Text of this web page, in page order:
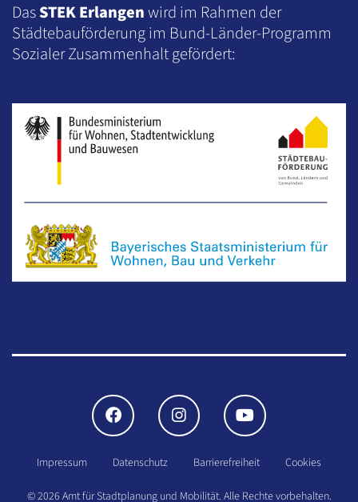
DasSTEK Erlangenwird im Rahmen der
Städtebauförderung im Bund-Länder-Programm
Sozialer Zusammenhalt gefördert:
FACEBOOKINSTAGRAMYOUTUBE
Impressum Datenschutz Barrierefreiheit Cookies
© 2026 Amt für Stadtplanung und Mobilität. Alle Rechte vorbehalten.